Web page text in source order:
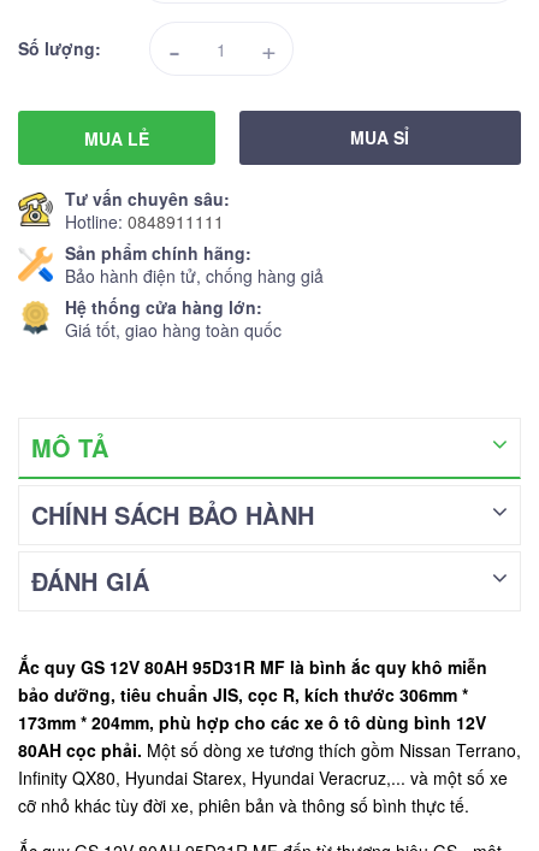
Số lượng: - +
MUA LẺ MUA SỈ
Tư vấn chuyên sâu:
Hotline: 0848911111
Sản phẩm chính hãng:
Bảo hành điện tử, chống hàng giả
Hệ thống cửa hàng lớn:
Giá tốt, giao hàng toàn quốc
MÔ TẢ
CHÍNH SÁCH BẢO HÀNH
ĐÁNH GIÁ
Ắc quy GS 12V 80AH 95D31R MF là bình ắc quy khô miễn
bảo dưỡng, tiêu chuẩn JIS, cọc R, kích thước 306mm *
173mm * 204mm, phù hợp cho các xe ô tô dùng bình 12V
80AH cọc phải. Một số dòng xe tương thích gồm Nissan Terrano,
Infinity QX80, Hyundai Starex, Hyundai Veracruz,... và một số xe
cỡ nhỏ khác tùy đời xe, phiên bản và thông số bình thực tế.